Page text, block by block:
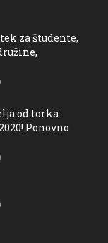
za študente,
od torka
Ponovno